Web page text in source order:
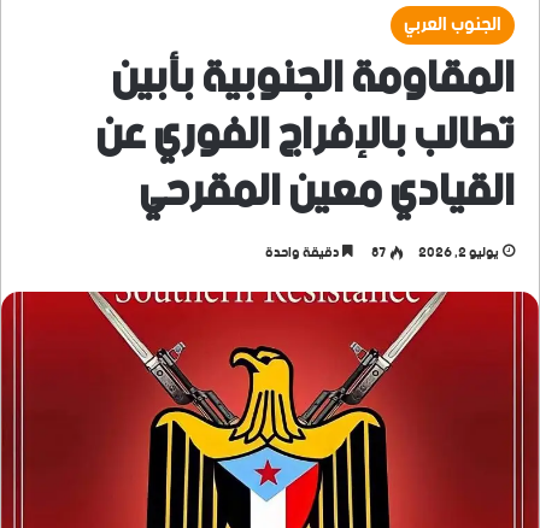
الجنوب العربي
المقاومة الجنوبية بأبين
تطالب بالإفراج الفوري عن
القيادي معين المقرحي
يوليو 2, 2026 87 دقيقة واحدة